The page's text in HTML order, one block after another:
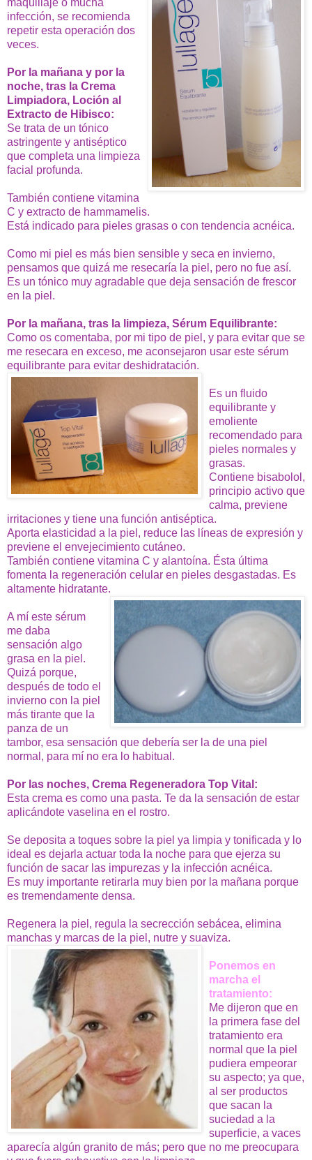
infección, se recomienda
repetir esta operación dos
veces.
Por la mañana y por la
noche, tras la Crema
Limpiadora, Loción al
Extracto de Hibisco:
Se trata de un tónico
astringente y antiséptico
que completa una limpieza
facial profunda.
También contiene vitamina
C y extracto de hammamelis.
Está indicado para pieles grasas o con tendencia acnéica.
Como mi piel es más bien sensible y seca en invierno,
pensamos que quizá me resecaría la piel, pero no fue así.
Es un tónico muy agradable que deja sensación de frescor
en la piel.
Por la mañana, tras la limpieza, Sérum Equilibrante:
Como os comentaba, por mi tipo de piel, y para evitar que se
me resecara en exceso, me aconsejaron usar este sérum
equilibrante para evitar deshidratación.
Es un fluido
equilibrante y
emoliente
recomendado para
pieles normales y
grasas.
Contiene bisabolol,
principio activo que
calma, previene
irritaciones y tiene una función antiséptica.
Aporta elasticidad a la piel, reduce las líneas de expresión y
previene el envejecimiento cutáneo.
También contiene vitamina C y alantoína. Ésta última
fomenta la regeneración celular en pieles desgastadas. Es
altamente hidratante.
A mí este sérum
me daba
sensación algo
grasa en la piel.
Quizá porque,
después de todo el
invierno con la piel
más tirante que la
panza de un
tambor, esa sensación que debería ser la de una piel
normal, para mí no era lo habitual.
Por las noches, Crema Regeneradora Top Vital:
Esta crema es como una pasta. Te da la sensación de estar
aplicándote vaselina en el rostro.
Se deposita a toques sobre la piel ya limpia y tonificada y lo
ideal es dejarla actuar toda la noche para que ejerza su
función de sacar las impurezas y la infección acnéica.
Es muy importante retirarla muy bien por la mañana porque
es tremendamente densa.
Regenera la piel, regula la secrección sebácea, elimina
manchas y marcas de la piel, nutre y suaviza.
Ponemos en
marcha el
tratamiento:
Me dijeron que en
la primera fase del
tratamiento era
normal que la piel
pudiera empeorar
su aspecto; ya que,
al ser productos
que sacan la
suciedad a la
superficie, a vaces
aparecía algún granito de más; pero que no me preocupara